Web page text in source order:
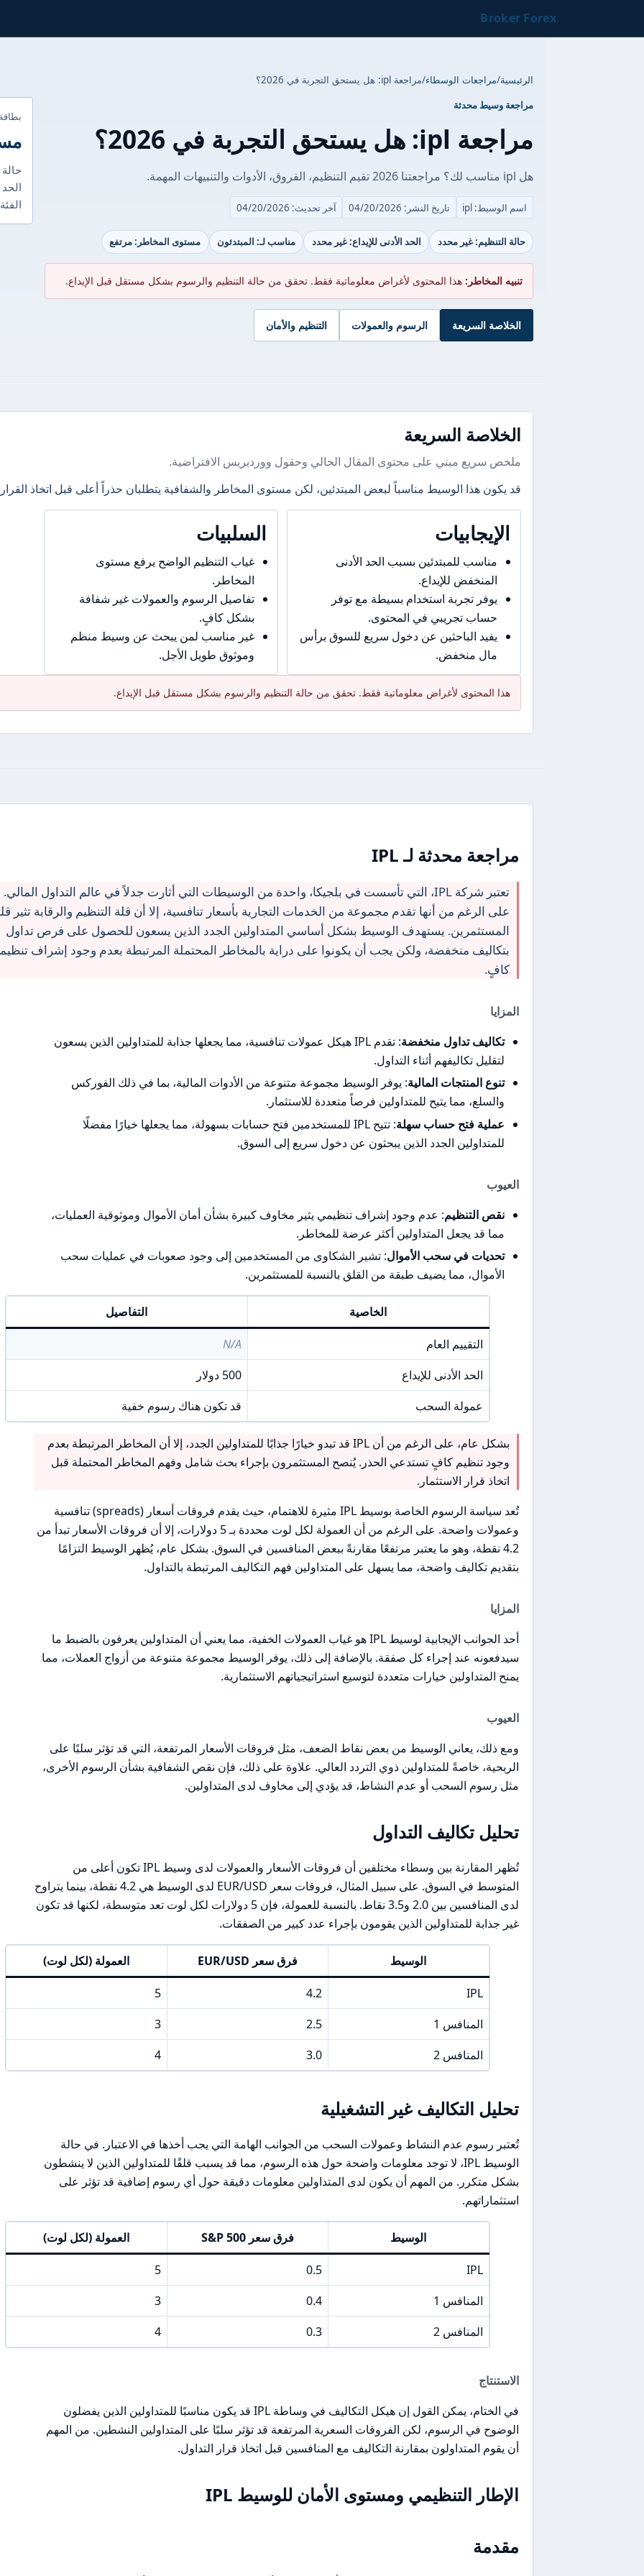
Broker Forex
الرئيسية/مراجعات الوسطاء/مراجعة ipl: هل يستحق التجربة في 2026؟
مراجعة وسيط محدثة
مراجعة ipl: هل يستحق التجربة في 2026؟
هل ipl مناسب لك؟ مراجعتنا 2026 تقيم التنظيم، الفروق، الأدوات والتنبيهات المهمة.
اسم الوسيط: ipl تاريخ النشر: 04/20/2026 آخر تحديث: 04/20/2026
حالة التنظيم: غير محدد الحد الأدنى للإيداع: غير محدد مناسب لـ: المبتدئون مستوى المخاطر: مرتفع
تنبيه المخاطر: هذا المحتوى لأغراض معلوماتية فقط. تحقق من حالة التنظيم والرسوم بشكل مستقل قبل الإيداع.
الخلاصة السريعة الرسوم والعمولات التنظيم والأمان
الخلاصة السريعة
ملخص سريع مبني على محتوى المقال الحالي وحقول ووردبريس الافتراضية.
قد يكون هذا الوسيط مناسباً لبعض المبتدئين، لكن مستوى المخاطر والشفافية يتطلبان حذراً أعلى قبل اتخاذ
الإيجابيات
مناسب للمبتدئين بسبب الحد الأدنى
المنخفض للإيداع.
يوفر تجربة استخدام بسيطة مع توفر
حساب تجريبي في المحتوى.
يفيد الباحثين عن دخول سريع للسوق برأس
مال منخفض.
السلبيات
غياب التنظيم الواضح يرفع مستوى
المخاطر.
تفاصيل الرسوم والعمولات غير شفافة
بشكل كافٍ.
غير مناسب لمن يبحث عن وسيط منظم
وموثوق طويل الأجل.
هذا المحتوى لأغراض معلوماتية فقط. تحقق من حالة التنظيم والرسوم بشكل مستقل قبل الإيداع.
مراجعة محدثة لـ IPL
تعتبر شركة IPL، التي تأسست في بلجيكا، واحدة من الوسيطات التي أثارت جدلاً في عالم التداول المالي.
على الرغم من أنها تقدم مجموعة من الخدمات التجارية بأسعار تنافسية، إلا أن قلة التنظيم والرقابة تثير
المستثمرين. يستهدف الوسيط بشكل أساسي المتداولين الجدد الذين يسعون للحصول على فرص تداول
بتكاليف منخفضة، ولكن يجب أن يكونوا على دراية بالمخاطر المحتملة المرتبطة بعدم وجود إشراف
كافٍ.
المزايا
تكاليف تداول منخفضة
: تقدم IPL هيكل عمولات تنافسية، مما يجعلها جذابة للمتداولين الذين يسعون
لتقليل تكاليفهم أثناء التداول.
تنوع المنتجات المالية: يوفر الوسيط مجموعة متنوعة من الأدوات المالية، بما في ذلك الفوركس
والسلع، مما يتيح للمتداولين فرصاً متعددة للاستثمار.
عملية فتح حساب سهلة
: تتيح IPL للمستخدمين فتح حسابات بسهولة، مما يجعلها خيارًا مفضلًا
للمتداولين الجدد الذين يبحثون عن دخول سريع إلى السوق.
العيوب
نقص التنظيم: عدم وجود إشراف تنظيمي يثير مخاوف كبيرة بشأن أمان الأموال وموثوقية العمليات،
مما قد يجعل المتداولين أكثر عرضة للمخاطر.
تحديات في سحب الأموال: تشير الشكاوى من المستخدمين إلى وجود صعوبات في عمليات سحب
الأموال، مما يضيف طبقة من القلق بالنسبة للمستثمرين.
الخاصية التفاصيل
التقييم العام
N/A
الحد الأدنى للإيداع
500 دولار
عمولة السحب
قد تكون هناك رسوم خفية
بشكل عام، على الرغم من أن IPL قد تبدو خيارًا جذابًا للمتداولين الجدد، إلا أن المخاطر المرتبطة بعدم
وجود تنظيم كافٍ تستدعي الحذر. يُنصح المستثمرون بإجراء بحث شامل وفهم المخاطر المحتملة قبل
اتخاذ قرار الاستثمار.
تُعد سياسة الرسوم الخاصة بوسيط IPL مثيرة للاهتمام، حيث يقدم فروقات أسعار (spreads) تنافسية
وعمولات واضحة. على الرغم من أن العمولة لكل لوت محددة بـ 5 دولارات، إلا أن فروقات الأسعار تبدأ من
4.2 نقطة، وهو ما يعتبر مرتفعًا مقارنةً ببعض المنافسين في السوق. بشكل عام، يُظهر الوسيط التزامًا
بتقديم تكاليف واضحة، مما يسهل على المتداولين فهم التكاليف المرتبطة بالتداول.
المزايا
أحد الجوانب الإيجابية لوسيط IPL هو غياب العمولات الخفية، مما يعني أن المتداولين يعرفون بالضبط ما
سيدفعونه عند إجراء كل صفقة. بالإضافة إلى ذلك، يوفر الوسيط مجموعة متنوعة من أزواج العملات، مما
يمنح المتداولين خيارات متعددة لتوسيع استراتيجياتهم الاستثمارية.
العيوب
ومع ذلك، يعاني الوسيط من بعض نقاط الضعف، مثل فروقات الأسعار المرتفعة، التي قد تؤثر سلبًا على
الربحية، خاصةً للمتداولين ذوي التردد العالي. علاوة على ذلك، فإن نقص الشفافية بشأن الرسوم الأخرى،
مثل رسوم السحب أو عدم النشاط، قد يؤدي إلى مخاوف لدى المتداولين.
تحليل تكاليف التداول
تُظهر المقارنة بين وسطاء مختلفين أن فروقات الأسعار والعمولات لدى وسيط IPL تكون أعلى من
المتوسط في السوق. على سبيل المثال، فروقات سعر EUR/USD لدى الوسيط هي 4.2 نقطة، بينما يتراوح
لدى المنافسين بين 2.0 و3.5 نقاط. بالنسبة للعمولة، فإن 5 دولارات لكل لوت تعد متوسطة، لكنها قد تكون
غير جذابة للمتداولين الذين يقومون بإجراء عدد كبير من الصفقات.
الوسيط فرق سعر EUR/USD العمولة (لكل لوت)
IPL
4.2
5
المنافس 1
2.5
3
المنافس 2
3.0
4
تحليل التكاليف غير التشغيلية
تُعتبر رسوم عدم النشاط وعمولات السحب من الجوانب الهامة التي يجب أخذها في الاعتبار. في حالة
الوسيط IPL، لا توجد معلومات واضحة حول هذه الرسوم، مما قد يسبب قلقًا للمتداولين الذين لا ينشطون
بشكل متكرر. من المهم أن يكون لدى المتداولين معلومات دقيقة حول أي رسوم إضافية قد تؤثر على
استثماراتهم.
الوسيط فرق سعر S&P 500 العمولة (لكل لوت)
IPL
0.5
5
المنافس 1
0.4
3
المنافس 2
0.3
4
الاستنتاج
في الختام، يمكن القول إن هيكل التكاليف في وساطة IPL قد يكون مناسبًا للمتداولين الذين يفضلون
الوضوح في الرسوم، لكن الفروقات السعرية المرتفعة قد تؤثر سلبًا على المتداولين النشطين. من المهم
أن يقوم المتداولون بمقارنة التكاليف مع المنافسين قبل اتخاذ قرار التداول.
الإطار التنظيمي ومستوى الأمان للوسيط IPL
مقدمة